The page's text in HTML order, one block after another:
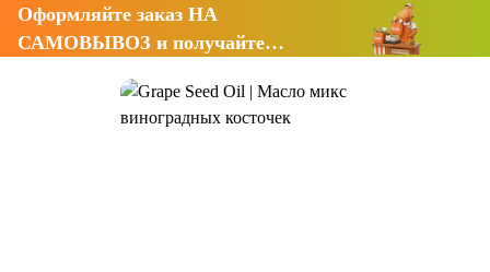
Оформляйте заказ НА
САМОВЫВОЗ и получайте